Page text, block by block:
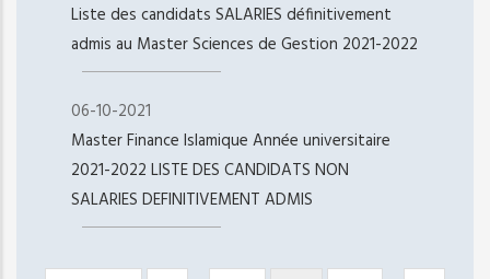
Liste des candidats SALARIES définitivement
admis au Master Sciences de Gestion 2021-2022
06-10-2021
Master Finance Islamique Année universitaire
2021-2022 LISTE DES CANDIDATS NON
SALARIES DEFINITIVEMENT ADMIS